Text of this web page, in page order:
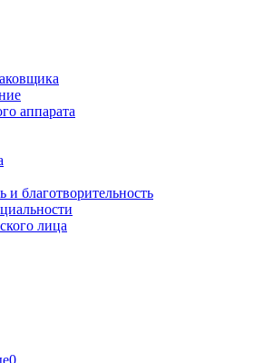
аппарата
благотворительность
лица
0